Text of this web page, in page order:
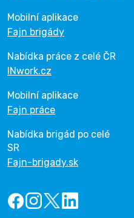
Mobilní aplikace
Fajn brigády
Nabídka práce z celé ČR
INwork.cz
Mobilní aplikace
Fajn práce
Nabídka brigád po celé
SR
Fajn-brigady.sk